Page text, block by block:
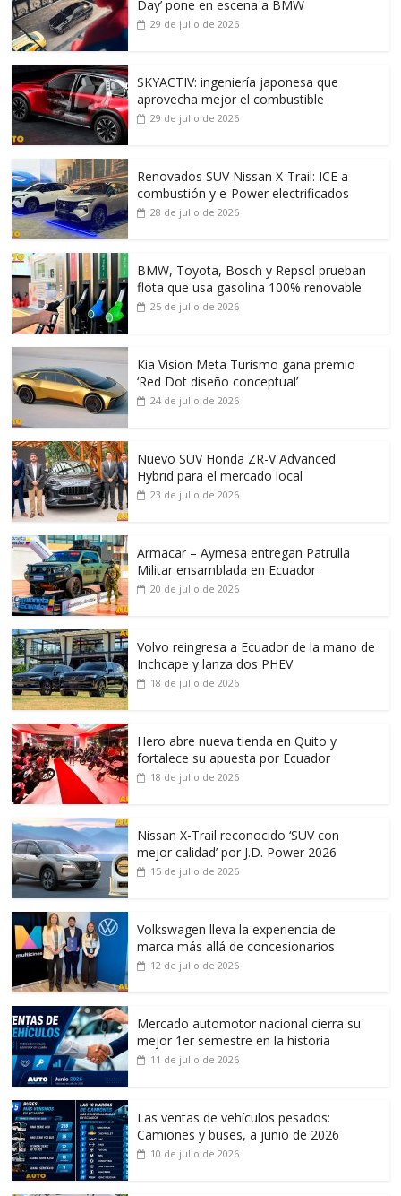
Day’ pone en escena a BMW
29 de julio de 2026
SKYACTIV: ingeniería japonesa que
aprovecha mejor el combustible
29 de julio de 2026
Renovados SUV Nissan X-Trail: ICE a
combustión y e-Power electrificados
28 de julio de 2026
BMW, Toyota, Bosch y Repsol prueban
flota que usa gasolina 100% renovable
25 de julio de 2026
Kia Vision Meta Turismo gana premio
‘Red Dot diseño conceptual’
24 de julio de 2026
Nuevo SUV Honda ZR-V Advanced
Hybrid para el mercado local
23 de julio de 2026
Armacar – Aymesa entregan Patrulla
Militar ensamblada en Ecuador
20 de julio de 2026
Volvo reingresa a Ecuador de la mano de
Inchcape y lanza dos PHEV
18 de julio de 2026
Hero abre nueva tienda en Quito y
fortalece su apuesta por Ecuador
18 de julio de 2026
Nissan X-Trail reconocido ‘SUV con
mejor calidad’ por J.D. Power 2026
15 de julio de 2026
Volkswagen lleva la experiencia de
marca más allá de concesionarios
12 de julio de 2026
Mercado automotor nacional cierra su
mejor 1er semestre en la historia
11 de julio de 2026
Las ventas de vehículos pesados:
Camiones y buses, a junio de 2026
10 de julio de 2026